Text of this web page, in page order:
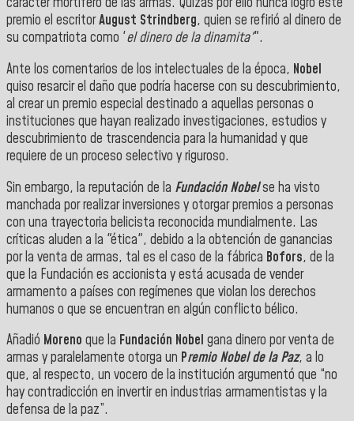
premio el escritorAugust Strindberg, quien se refirió al dinero de
su compatriota como 'el dinero de la dinamita'".
Ante los comentarios de los intelectuales de la época, Nobel
quiso resarcir el daño que podría hacerse con su descubrimiento,
al crear un premio especial destinado a aquellas personas o
instituciones que hayan realizado investigaciones, estudios y
descubrimiento de trascendencia para la humanidad y que
requiere de un proceso selectivo y riguroso.
Sin embargo, la reputación de la Fundación Nobelse ha visto
manchada por realizar inversiones y otorgar premios a personas
con una trayectoria belicista reconocida mundialmente. Las
críticas aluden a la "ética", debido a la obtención de ganancias
por la venta de armas, tal es el caso de la fábrica Bofors, de la
que la Fundación es accionista y está acusada de vender
armamento a países con regímenes que violan los derechos
humanos o que se encuentran en algún conflicto bélico.
Añadió Moreno que la Fundación Nobel gana dinero por venta de
armas y paralelamente otorga un Premio Nobel de la Paz, a lo
que, al respecto, un vocero de la institución argumentó que “no
hay contradicción en invertir en industrias armamentistas y la
defensa de la paz”.